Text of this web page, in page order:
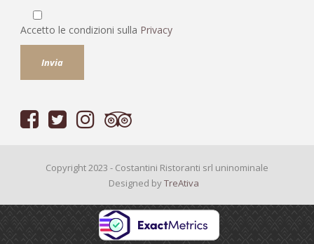
Accetto le condizioni sulla Privacy
Copyright 2023 - Costantini Ristoranti srl uninominale
Designed byTreAtiva